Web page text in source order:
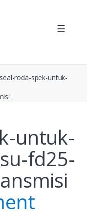
☰
seal-roda-spek-untuk-
untuk-
fd25-